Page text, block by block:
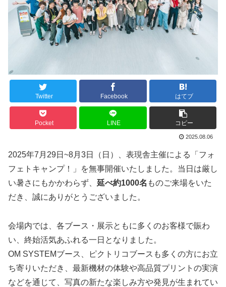
Twitter Facebook はてブ
Pocket LINE コピー
2025.08.06
2025年7月29日~8月3日（日）、表現舎主催による「フォ
フェトキャンプ！」を無事開催いたしました。当日は厳し
い暑さにもかかわらず、 延べ約1000名 ものご来場をいた
だき、誠にありがとうございました。
会場内では、各ブース・展示ともに多くのお客様で賑わ
い、終始活気あふれる一日となりました。
OM SYSTEMブース、ピクトリコブースも多くの方にお立
ち寄りいただき、最新機材の体験や高品質プリントの実演
などを通じて、写真の新たな楽しみ方や発見が生まれてい